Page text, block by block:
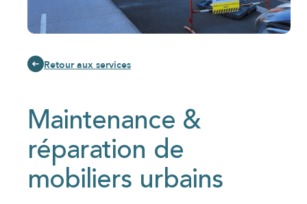
Retour aux services
Maintenance &
réparation de
mobiliers urbains